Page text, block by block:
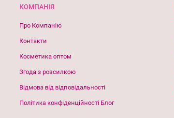
КОМПАНІЯ
Про Компанію
Контакти
Косметика оптом
Згода з розсилкою
Відмова від відповідальності
Політика конфіденційності Блог